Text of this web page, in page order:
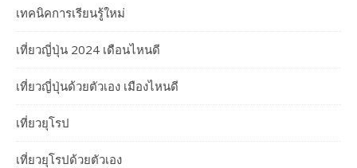
เทคนิคการเรียนรู้ใหม่
เที่ยวญี่ปุ่น 2024 เดือนไหนดี
เที่ยวญี่ปุ่นด้วยตัวเอง เมืองไหนดี
เที่ยวยุโรป
เที่ยวยุโรปด้วยตัวเอง